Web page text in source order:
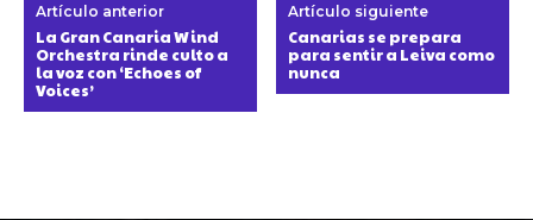
Artículo anterior
La Gran Canaria Wind
Orchestra rinde culto a
la voz con ‘Echoes of
Voices’
Artículo siguiente
Canarias se prepara
para sentir a Leiva como
nunca